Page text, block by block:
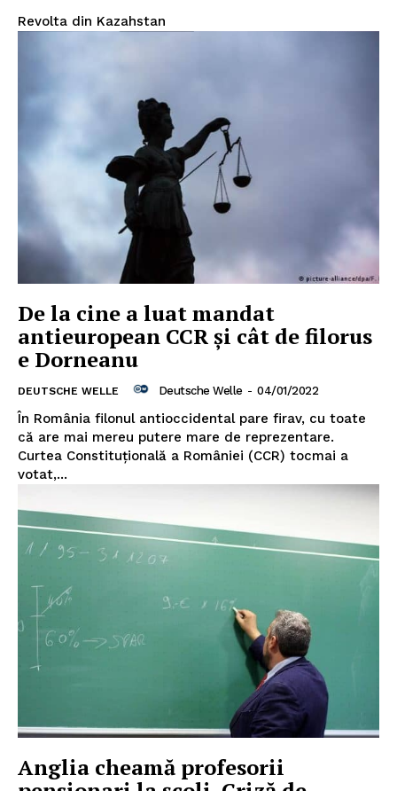
Revolta din Kazahstan
De la cine a luat mandat
antieuropean CCR și cât de filorus
e Dorneanu
DEUTSCHE WELLE Deutsche Welle - 04/01/2022
În România filonul antioccidental pare firav, cu toate
că are mai mereu putere mare de reprezentare.
Curtea Constituțională a României (CCR) tocmai a
votat,...
Anglia cheamă profesorii